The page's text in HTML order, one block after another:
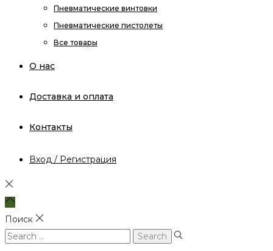
Пневматические винтовки
Пневматические пистолеты
Все товары
О нас
Доставка и оплата
Контакты
Вход / Регистрация
Поиск
Search